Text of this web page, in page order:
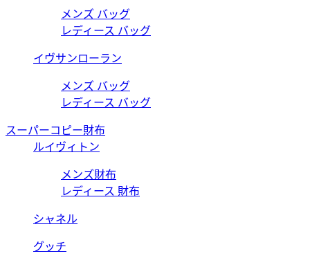
メンズ バッグ
レディース バッグ
イヴサンローラン
メンズ バッグ
レディース バッグ
スーパーコピー財布
ルイヴィトン
メンズ財布
レディース 財布
シャネル
グッチ